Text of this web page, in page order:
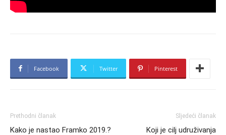
Facebook Twitter Pinterest
Prethodni članak
Kako je nastao Framko 2019.?
Sljedeći članak
Koji je cilj udruživanja